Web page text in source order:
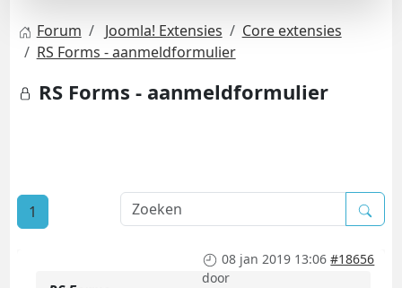
Forum Joomla! Extensies
Core extensies
RS Forms - aanmeldformulier
RS Forms - aanmeldformulier
1
08 jan 2019 13:06 #18656
door